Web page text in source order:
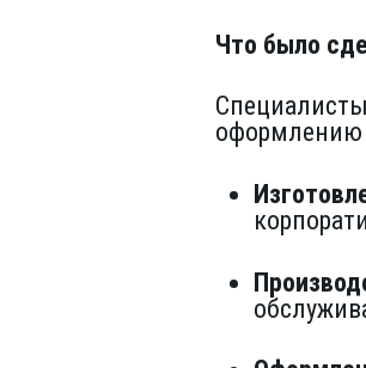
Что было
оформлению